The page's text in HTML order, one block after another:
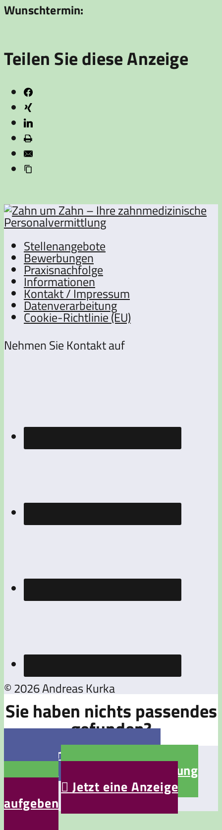
Wunschtermin:
Teilen Sie diese Anzeige
Stellenangebote
Bewerbungen
Praxisnachfolge
Informationen
Kontakt / Impressum
Datenverarbeitung
Cookie-Richtlinie (EU)
Nehmen Sie Kontakt auf
© 2026 Andreas Kurka
Sie haben nichts passendes
gefunden?
Jetzt eine Stellenanzeige
Jetzt eine Bewerbung
aufgeben Jetzt eine Anzeige
aufgeben